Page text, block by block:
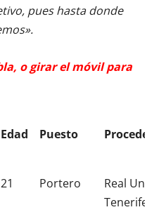
pues hasta donde
o girar el móvil para
Edad Puesto
Edad Puesto
21 Portero
Real
Tenerife